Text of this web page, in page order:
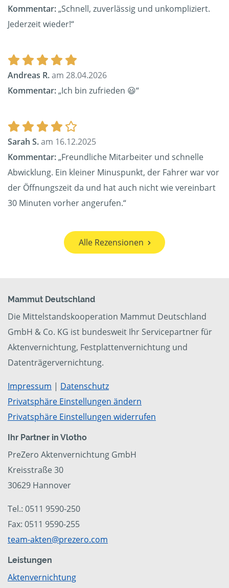
Kommentar:„Schnell, zuverlässig und unkompliziert.
Jederzeit wieder!“
Andreas R.am 28.04.2026
Kommentar:„Ich bin zufrieden 😃“
Sarah S.am 16.12.2025
Kommentar:„Freundliche Mitarbeiter und schnelle
Abwicklung. Ein kleiner Minuspunkt, der Fahrer war vor
der Öffnungszeit da und hat auch nicht wie vereinbart
30 Minuten vorher angerufen.“
Alle Rezensionen
Mammut Deutschland
Die Mittelstandskooperation Mammut Deutschland
GmbH & Co. KG ist bundesweit Ihr Servicepartner für
Aktenvernichtung, Festplattenvernichtung und
Datenträgervernichtung.
Impressum | Datenschutz
Privatsphäre Einstellungen ändern
Privatsphäre Einstellungen widerrufen
Ihr Partner in Vlotho
PreZero Aktenvernichtung GmbH
Kreisstraße 30
30629 Hannover
Tel.: 0511 9590-250
Fax: 0511 9590-255
team-akten@prezero.com
Leistungen
Aktenvernichtung